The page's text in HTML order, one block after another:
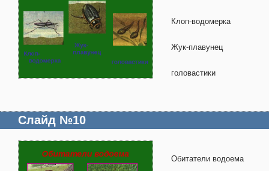
Клоп-водомерка
Жук-плавунец
головастики
Слайд №10
Обитатели водоема